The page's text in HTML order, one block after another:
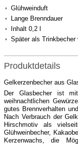
Glühweinduft
Lange Brenndauer
Inhalt 0,2 l
Später als Trinkbecher
Produktdetails
Gelkerzenbecher aus
Der Glasbecher ist
weihnachtlichen
gutes Brennverhalten
Nach Verbrauch der
Hirschmotiv als
Glühweinbecher,
Kerzenwachs, die